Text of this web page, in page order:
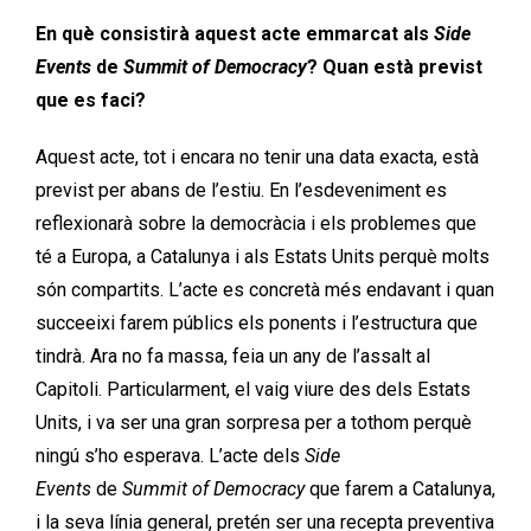
En què consistirà aquest acte emmarcat als Side
Events de Summit of Democracy? Quan està previst
que es faci?
Aquest acte, tot i encara no tenir una data exacta, està
previst per abans de l’estiu. En l’esdeveniment es
reflexionarà sobre la democràcia i els problemes que
té a Europa, a Catalunya i als Estats Units perquè molts
són compartits. L’acte es concretà més endavant i quan
succeeixi farem públics els ponents i l’estructura que
tindrà. Ara no fa massa, feia un any de l’assalt al
Capitoli. Particularment, el vaig viure des dels Estats
Units, i va ser una gran sorpresa per a tothom perquè
ningú s’ho esperava. L’acte dels Side
Events de Summit of Democracyque farem a Catalunya,
i la seva línia general, pretén ser una recepta preventiva